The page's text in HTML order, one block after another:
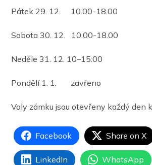
Pátek 29. 12. 10.00-18.00
Sobota 30. 12. 10.00-18.00
Neděle 31. 12. 10–15:00
Pondělí 1. 1. zavřeno
Valy zámku jsou otevřeny každý den
Facebook Share on X
LinkedIn WhatsApp